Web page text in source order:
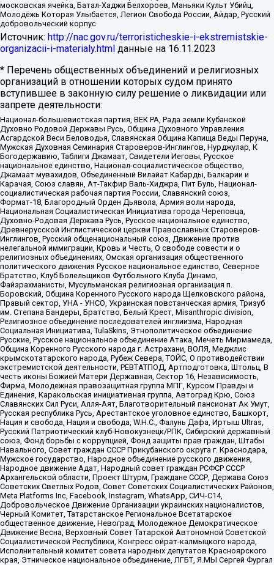
московская ячейка, Батал-Хаджи Белхороев, Маньяки Культ Убийц,
Молодёжь Которая Улыбается, Легион Свобода России, Айдар, Русский
добровольческий корпус
Источник: http://nac.gov.ru/terroristicheskie-i-ekstremistskie-
organizacii-i-materialy.html данные на 16.11.2023
* Перечень общественных объединений и религиозных
организаций в отношении которых судом принято
вступившее в законную силу решение о ликвидации или
запрете деятельности:
Национал-большевистская партия, ВЕК РА, Рада земли Кубанской
Духовно Родовой Державы Русь, Община Духовного Управления
Асгардской Веси Беловодья, Славянская Община Капища Веды Перуна,
Мужская Духовная Семинария Староверов-Инглингов, Нурджулар, К
Богодержавию, Таблиги Джамаат, Свидетели Иеговы, Русское
национальное единство, Национал-социалистическое общество,
Джамаат мувахидов, Объединенный Вилайат Кабарды, Балкарии и
Карачая, Союз славян, Ат-Такфир Валь-Хиджра, Пит Буль, Национал-
социалистическая рабочая партия России, Славянский союз,
Формат-18, Благородный Орден Дьявола, Армия воли народа,
Национальная Социалистическая Инициатива города Череповца,
Духовно-Родовая Держава Русь, Русское национальное единство,
Древнерусской Инглистической церкви Православных Староверов-
Инглингов, Русский общенациональный союз, Движение против
нелегальной иммиграции, Кровь и Честь, О свободе совести и о
религиозных объединениях, Омская организация общественного
политического движения Русское национальное единство, Северное
Братство, Клуб Болельщиков Футбольного Клуба Динамо,
Файзрахманисты, Мусульманская религиозная организация п.
Боровский, Община Коренного Русского народа Щелковского района,
Правый сектор, УНА - УНСО, Украинская повстанческая армия, Тризуб
им. Степана Бандеры, Братство, Белый Крест, Misanthropic division,
Религиозное объединение последователей инглиизма, Народная
Социальная Инициатива, TulaSkins, Этнополитическое объединение
Русские, Русское национальное объединение Атака, Мечеть Мирмамеда,
Община Коренного Русского народа г. Астрахани, ВОЛЯ, Меджлис
крымскотатарского народа, Рубеж Севера, ТОЙС, О противодействии
экстремистской деятельности, РЕВТАТПОД, Артподготовка, Штольц, В
честь иконы Божией Матери Державная, Сектор 16, Независимость,
Фирма, Молодежная правозащитная группа МПГ, Курсом Правды и
Единения, Каракольская инициативная группа, Автоград Крю, Союз
Славянских Сил Руси, Алля-Аят, Благотворительный пансионат Ак Умут,
Русская республика Русь, Арестантское уголовное единство, Башкорт,
Нация и свобода, Нация и свобода, W.H.С., Фалунь Дафа, Иртыш Ultras,
Русский Патриотический клуб-Новокузнецк/РПК, Сибирский державный
союз, Фонд борьбы с коррупцией, Фонд защиты прав граждан, Штабы
Навального, Совет граждан СССР Прикубанского округа г. Краснодара,
Мужское государство, Народное объединение русского движения,
Народное движение Адат, Народный совет граждан РСФСР СССР
Архангельской области, Проект Штурм, Граждане СССР, Держава Союз
Советских Светлых Родов, Совет Советских Социалистических Районов,
Meta Platforms Inc, Facebook, Instagram, WhatsApp, СИЧ-С14,
Добровольческое Движение Организации украинских националистов,
Черный Комитет, Татарстанское Региональное Всетатарское
общественное движение, Невоград, Молодежное Демократическое
Движение Весна, Верховный Совет Татарской Автономной Советской
Социалистической Республики, Конгресс ойрат-калмыцкого народа,
Исполнительный комитет совета народных депутатов Красноярского
края, Этническое национальное объединение, ЛГБТ, Я.МЫ Сергей Фургал